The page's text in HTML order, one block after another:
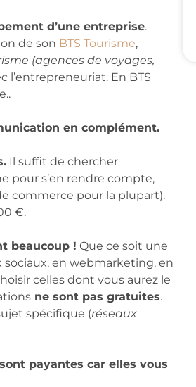
d’une entreprise.
de son BTS Tourisme,
(agences de voyages,
l’entrepreneuriat. En BTS
en complément.
Il suffit de chercher
pour s’en rendre compte,
commerce pour la plupart).
€.
beaucoup ! Que ce soit une
en webmarketing, en
celles dont vous aurez le
ne sont pas gratuites.
spécifique (réseaux
payantes car elles vous